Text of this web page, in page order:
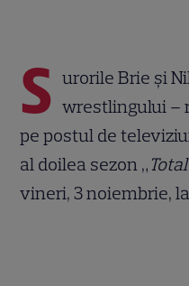
S urorile Brie și
wrestlingului –
pe postul de
al doilea sezon „
vineri, 3 noiembrie,